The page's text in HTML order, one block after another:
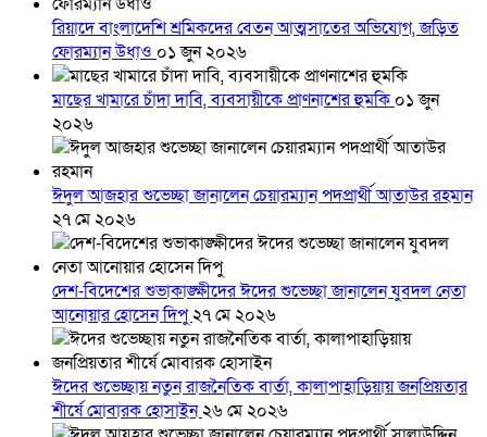
রিয়াদে বাংলাদেশি শ্রমিকদের বেতন আত্মসাতের অভিযোগ, জড়িত
ফোরম্যান উধাও ০১ জুন ২০২৬
মাছের খামারে চাঁদা দাবি, ব্যবসায়ীকে প্রাণনাশের হুমকি ০১ জুন
২০২৬
ঈদুল আজহার শুভেচ্ছা জানালেন চেয়ারম্যান পদপ্রার্থী আতাউর রহমান
২৭ মে ২০২৬
দেশ-বিদেশের শুভাকাঙ্ক্ষীদের ঈদের শুভেচ্ছা জানালেন যুবদল নেতা
আনোয়ার হোসেন দিপু২৭ মে ২০২৬
ঈদের শুভেচ্ছায় নতুন রাজনৈতিক বার্তা, কালাপাহাড়িয়ায় জনপ্রিয়তার
শীর্ষে মোবারক হোসাইন২৬ মে ২০২৬